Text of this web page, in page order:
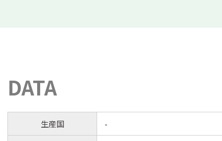
DATA
生産国 -